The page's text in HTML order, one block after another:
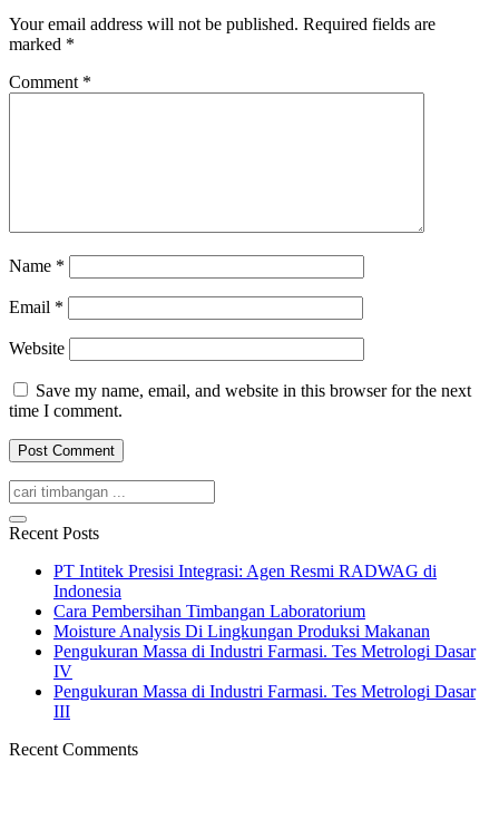
Your email address will not be published. Required fields are
marked *
Comment *
Name *
Email *
Website
Save my name, email, and website in this browser for the next
time I comment.
Recent Posts
PT Intitek Presisi Integrasi: Agen Resmi RADWAG di
Indonesia
Cara Pembersihan Timbangan Laboratorium
Moisture Analysis Di Lingkungan Produksi Makanan
Pengukuran Massa di Industri Farmasi. Tes Metrologi Dasar
IV
Pengukuran Massa di Industri Farmasi. Tes Metrologi Dasar
III
Recent Comments